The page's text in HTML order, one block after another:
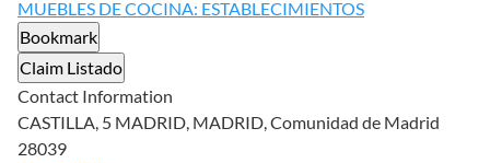
MUEBLES DE COCINA: ESTABLECIMIENTOS
Bookmark
Claim Listado
Contact Information
CASTILLA, 5 MADRID, MADRID, Comunidad de Madrid
28039